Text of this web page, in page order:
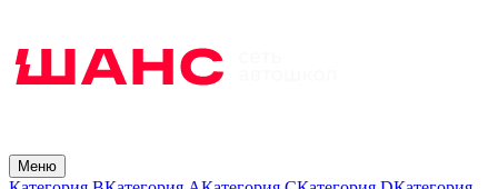
Меню